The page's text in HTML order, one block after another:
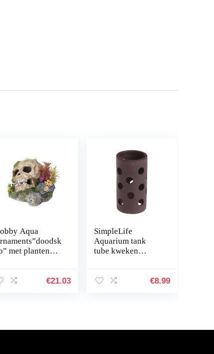
Aqua
met planten
€21.03
SimpleLife
Aquarium tank
tube kweken
visgarnalen plant
€8.99